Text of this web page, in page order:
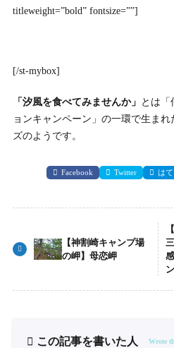
titleweight=”bold” fontsize=””]
[/st-mybox]
「汐風を食べてみませんか」 とは「
ョンキャンペーン」の一環で生ま
ズのようです。
Facebook Twitter は
【神割崎キャンプ場
の岬】母恋岬
この記事を書いた人 Wrote